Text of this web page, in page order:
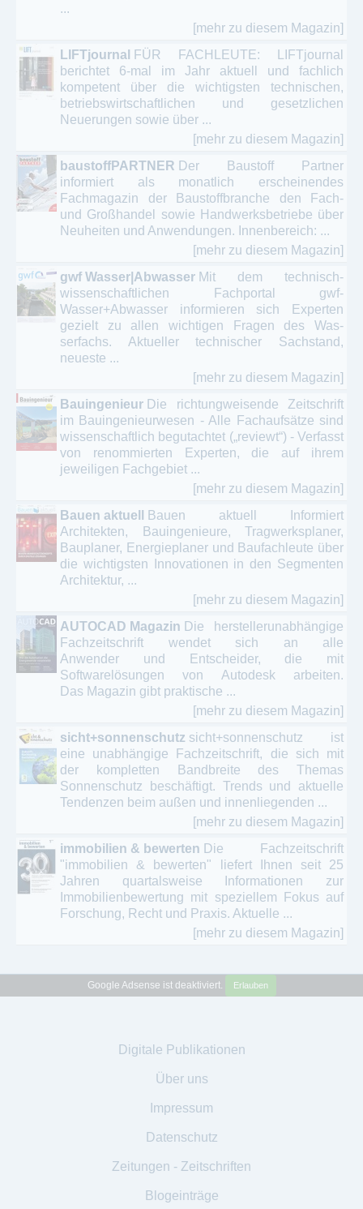
...
[mehr zu diesem Magazin]
LIFTjournal
FÜR FACHLEUTE: LIFTjournal
berichtet 6-mal im Jahr aktuell und fachlich
kompetent über die wichtigsten technischen,
betriebswirtschaftlichen und gesetzlichen
Neuerungen sowie über ...
[mehr zu diesem Magazin]
baustoffPARTNER Der Baustoff Partner
informiert als monatlich erscheinendes
Fachmagazin der Baustoffbranche den Fach-
und Großhandel sowie Handwerksbetriebe über
Neuheiten und Anwendungen. Innenbereich: ...
[mehr zu diesem Magazin]
gwf Wasser|Abwasser Mit dem technisch-
wissenschaftlichen Fachportal gwf-
Wasser+Abwasser informieren sich Experten
gezielt zu allen wichtigen Fragen des Was­
serfachs. Aktueller technischer Sachstand,
neueste ...
[mehr zu diesem Magazin]
Bauingenieur Die richtungweisende Zeitschrift
im Bauingenieurwesen - Alle Fachaufsätze sind
wissenschaftlich begutachtet („reviewt“) - Verfasst
von renommierten Experten, die auf ihrem
jeweiligen Fachgebiet ...
[mehr zu diesem Magazin]
Bauen aktuell
Bauen aktuell Informiert
Architekten, Bauingenieure, Tragwerksplaner,
Bauplaner, Energieplaner und Baufachleute über
die wichtigsten Innovationen in den Segmenten
Architektur, ...
[mehr zu diesem Magazin]
AUTOCAD Magazin Die herstellerunabhängige
Fachzeitschrift wendet sich an alle
Anwender und Entscheider, die mit
Softwarelösungen von Autodesk arbeiten.
Das Magazin gibt praktische ...
[mehr zu diesem Magazin]
sicht+sonnenschutz sicht+sonnenschutz ist
eine unabhängige Fachzeitschrift, die sich mit
der kompletten Bandbreite des Themas
Sonnenschutz beschäftigt. Trends und aktuelle
Tendenzen beim außen und innenliegenden ...
[mehr zu diesem Magazin]
immobilien & bewerten Die Fachzeitschrift
"immobilien & bewerten" liefert Ihnen seit 25
Jahren quartalsweise Informationen zur
Immobilienbewertung mit speziellem Fokus auf
Forschung, Recht und Praxis. Aktuelle ...
[mehr zu diesem Magazin]
Google Adsense ist deaktiviert. Erlauben
Digitale Publikationen
Über uns
Impressum
Datenschutz
Zeitungen - Zeitschriften
Blogeinträge